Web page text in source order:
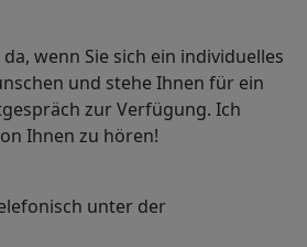
wenn Sie sich ein individuelles
und stehe Ihnen für ein
zur Verfügung. Ich
Ihnen zu hören!
unter der